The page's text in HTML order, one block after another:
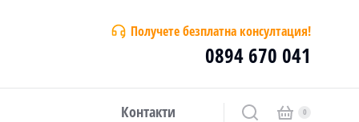
Получете безплатна консултация!
0894 670 041
Контакти